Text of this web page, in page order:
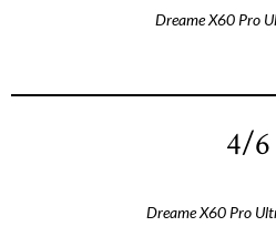
Dreame X60 Pro
4/6
Dreame X60 Pro